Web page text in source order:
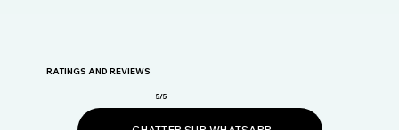
RATINGS AND REVIEWS
5/5